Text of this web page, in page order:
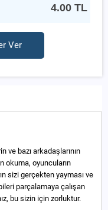
4.00 TL
Ver
ve bazı arkadaşlarının
okuma, oyuncuların
sizi gerçekten yayması ve
parçalamaya çalışan
bu sizin için zorluktur.